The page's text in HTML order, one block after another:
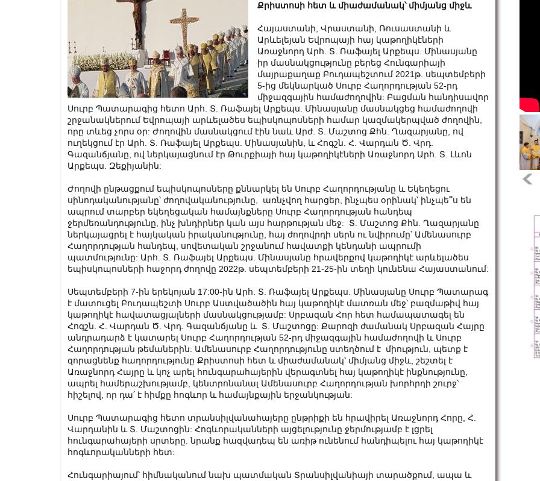
Քրիստոսի հետ և միաժամանակ՝ միմյանց միջև
Հայաստանի, Վրաստանի, Ռուսաստանի և
Արևելեյան Եվրոպայի հայ կաթողիկէների
Առաջնորդ Արհ. Տ. Ռաֆայել Արքեպս. Մինասյանը
իր մասնակցությունը բերեց Հունգարիայի
մայրաքաղաք Բուդապեշտում 2021թ. սեպտեմբերի
5-ից մեկնարկած Սուրբ Հաղորդության 52-րդ
միջազգային համաժողովին: Բացման հանդիսավոր
Սուրբ Պատարագից հետո Արհ. Տ. Ռաֆայել Արքեպս. Մինասյանը մասնակցեց համաժողովի
շրջանակներում Եվրոպայի արևելածես եպիսկոպոսների համար կազմակերպված ժողովին,
որը տևեց չորս օր: Ժողովին մասնակցում էին նաև Արժ. Տ. Մաշտոց Քհն. Ղազարյանը, ով
ուղեկցում էր Արհ. Տ. Ռաֆայել Արքեպս. Մինասյանին, և Հոգշն. Հ. Վարդան Ծ. Վրդ.
Գազանճյանը, ով ներկայացնում էր Թուրքիայի հայ կաթողիկէների Առաջնորդ Արհ. Տ. Լևոն
Արքեպս. Զեքիյանին:
Ժողովի ընթացքում եպիսկոպոսները քննարկել են Սուրբ Հաղորդությանը և Եկեղեցու
սինոդականությանը՝ ժողովականությունը, առնչվող հարցեր, ինչպես օրինակ՝ ինչպե՞ս են
ապրում տարբեր եկեղեցական համայնքները Սուրբ Հաղորդության հանդեպ
ջերմեռանդությունը, ինչ խնդիրներ կան այս հարթության մեջ: Տ. Մաշտոց Քհն. Ղազարյանը
ներկայացրել է հայկական իրականությունը, հայ ժողովրդի սերն ու նվիրումը՝ Ամենասուրբ
Հաղորդության հանդեպ, սովետական շրջանում հավատքի կենդանի ապրումի
պատմությունը: Արհ. Տ. Ռաֆայել Արքեպս. Մինասյանը հրավերքով կաթողիկէ արևելածես
եպիսկոպոսների հաջորդ ժողովը 2022թ. սեպտեմբերի 21-25-ին տեղի կունենա Հայաստանում:
Սեպտեմբերի 7-ին երեկոյան 17:00-ին Արհ. Տ. Ռաֆայել Արքեպս. Մինասյանը Սուրբ Պատարագ
է մատուցել Բուդապեշտի Սուրբ Աստվածածին հայ կաթողիկէ մատռան մեջ՝ բազմաթիվ հայ
կաթողիկէ հավատացյալների մասնակցությամբ: Սրբազան Հոր հետ համապատագել են
Հոգշն. Հ. Վարդան Ծ. Վրդ. Գազանճյանը և Տ. Մաշտոցը: Քարոզի ժամանակ Սրբազան Հայրը
անդրադարձ է կատարել Սուրբ Հաղորդության 52-րդ միջազգային համաժողովի և Սուրբ
Հաղորդության թեմաներին: Ամենասուրբ Հաղորդությունը ստեղծում է միություն, պետք է
զորացնենք հաղորդությունը Քրիստոսի հետ և միաժամանակ՝ միմյանց միջև, շեշտել է
Առաջնորդ Հայրը և կոչ արել հունգարահայերին վերագտնել հայ կաթողիկէ ինքնությունը,
ապրել համերաշխությամբ, կենտրոնանալ Ամենասուրբ Հաղորդության խորհրդի շուրջ՝
հիշելով, որ դա՛ է հիմքը հոգևոր և համայնքային երջանկության:
Սուրբ Պատարագից հետո տրանսիլվանահայերը ընթրիքի են հրավիրել Առաջնորդ Հորը, Հ.
Վարդանին և Տ. Մաշտոցին: Հոգևորականների այցելությունը ջերմությամբ է լցրել
հունգարահայերի սրտերը. նրանք հազվադեպ են առիթ ունենում հանդիպելու հայ կաթողիկէ
հոգևորականների հետ:
Հունգարիայում՝ հիմնականում նախ պատմական Տրանսիլվանիայի տարածքում, ապա և